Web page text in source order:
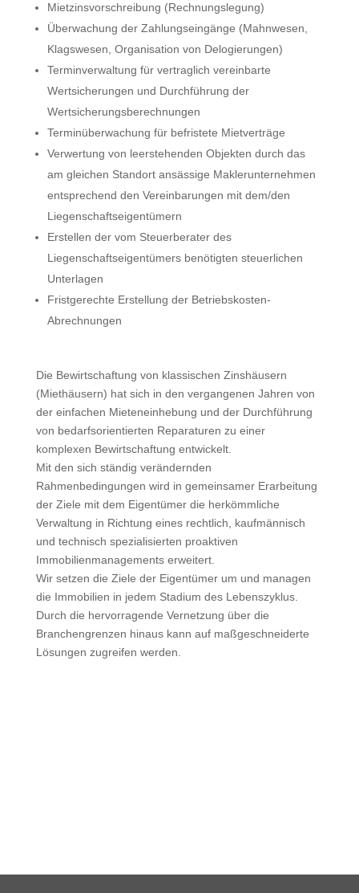
Mietzinsvorschreibung (Rechnungslegung)
Überwachung der Zahlungseingänge (Mahnwesen,
Klagswesen, Organisation von Delogierungen)
Terminverwaltung für vertraglich vereinbarte
Wertsicherungen und Durchführung der
Wertsicherungsberechnungen
Terminüberwachung für befristete Mietverträge
Verwertung von leerstehenden Objekten durch das
am gleichen Standort ansässige Maklerunternehmen
entsprechend den Vereinbarungen mit dem/den
Liegenschaftseigentümern
Erstellen der vom Steuerberater des
Liegenschaftseigentümers benötigten steuerlichen
Unterlagen
Fristgerechte Erstellung der Betriebskosten-
Abrechnungen
Die Bewirtschaftung von klassischen Zinshäusern
(Miethäusern) hat sich in den vergangenen Jahren von
der einfachen Mieteneinhebung und der Durchführung
von bedarfsorientierten Reparaturen zu einer
komplexen Bewirtschaftung entwickelt.
Mit den sich ständig verändernden
Rahmenbedingungen wird in gemeinsamer Erarbeitung
der Ziele mit dem Eigentümer die herkömmliche
Verwaltung in Richtung eines rechtlich, kaufmännisch
und technisch spezialisierten proaktiven
Immobilienmanagements erweitert.
Wir setzen die Ziele der Eigentümer um und managen
die Immobilien in jedem Stadium des Lebenszyklus.
Durch die hervorragende Vernetzung über die
Branchengrenzen hinaus kann auf maßgeschneiderte
Lösungen zugreifen werden.